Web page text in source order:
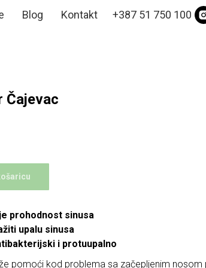
Blog Kontakt +387 51 750 100
Čajevac
prohodnost sinusa
upalu sinusa
i protuupalno
pomoći kod problema sa začepljenim nosom